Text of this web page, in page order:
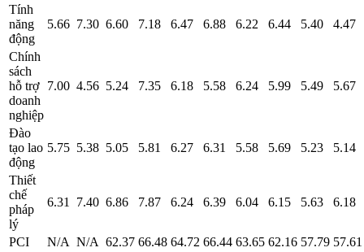
Tính
năng
động
5.66 7.30 6.60 7.18 6.47 6.88 6.22 6.44 5.40 4.47
Chính
sách
hỗ trợ
doanh
nghiệp
7.00 4.56 5.24 7.35 6.18 5.58 6.24 5.99 5.49 5.67
Đào
tạo lao
động
5.75 5.38 5.05 5.81 6.27 6.31 5.58 5.69 5.23 5.14
Thiết
chế
pháp
lý
6.31 7.40 6.86 7.87 6.24 6.39 6.04 6.15 5.63 6.18
PCI N/A N/A 62.37 66.48 64.72 66.44 63.65 62.16 57.79 57.61